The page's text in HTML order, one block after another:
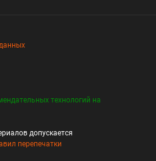
технологий на
допускается
перепечатки